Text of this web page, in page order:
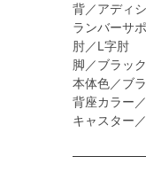
背／アディ
ランバーサ
肘／L字肘
脚／ブラッ
本体色／ブ
背座カラー
キャスター